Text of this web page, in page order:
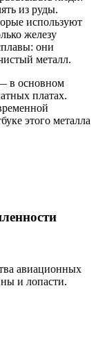
из руды.
используют
железу
они
металл.
в основном
платах.
этого металла
авиационных
и лопасти.